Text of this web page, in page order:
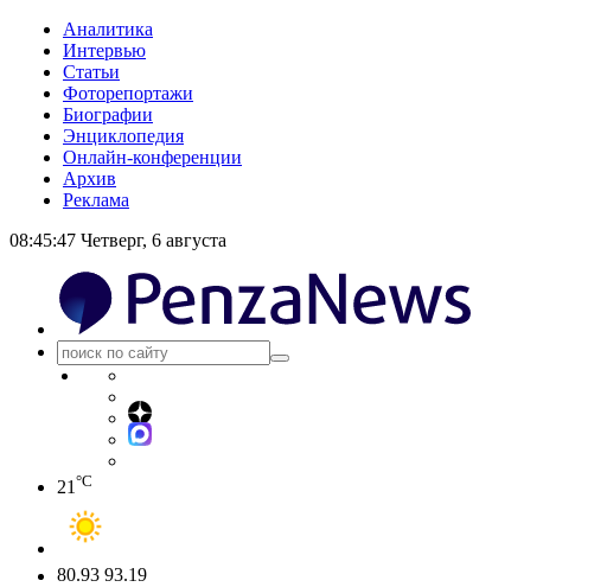
Аналитика
Интервью
Статьи
Фоторепортажи
Биографии
Энциклопедия
Онлайн-конференции
Архив
Реклама
08:45:48 Четверг, 6 августа
21 °C
80.93 93.19